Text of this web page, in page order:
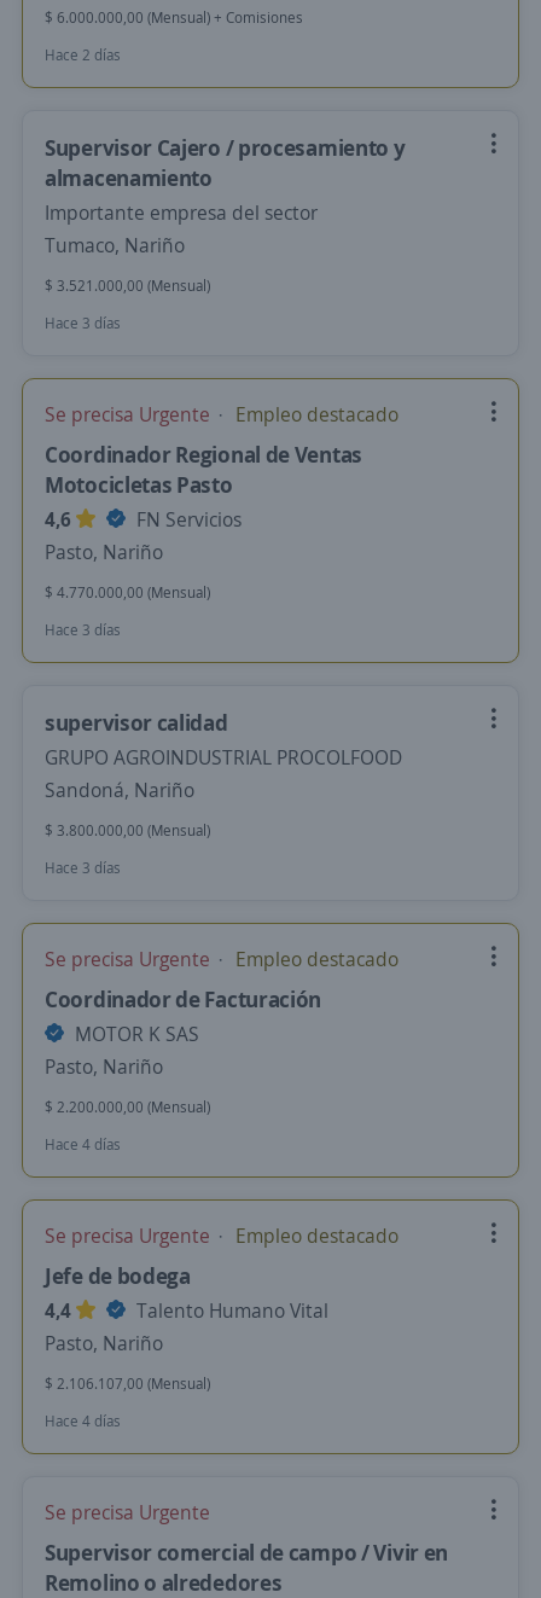
$ 6.000.000,00 (Mensual) + Comisiones
Hace 2 días
Supervisor Cajero / procesamiento y
almacenamiento
Importante empresa del sector
Tumaco, Nariño
$ 3.521.000,00 (Mensual)
Hace 3 días
Se precisa Urgente Empleo destacado
Coordinador Regional de Ventas
Motocicletas Pasto
4,6
FN Servicios
Pasto, Nariño
$ 4.770.000,00 (Mensual)
Hace 3 días
supervisor calidad
GRUPO AGROINDUSTRIAL PROCOLFOOD
Sandoná, Nariño
$ 3.800.000,00 (Mensual)
Hace 3 días
Se precisa Urgente Empleo destacado
Coordinador de Facturación
MOTOR K SAS
Pasto, Nariño
$ 2.200.000,00 (Mensual)
Hace 4 días
Se precisa Urgente Empleo destacado
Jefe de bodega
4,4
Talento Humano Vital
Pasto, Nariño
$ 2.106.107,00 (Mensual)
Hace 4 días
Se precisa Urgente
Supervisor comercial de campo / Vivir en
Remolino o alrededores